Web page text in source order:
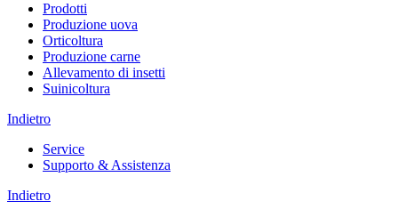
Prodotti
Produzione uova
Orticoltura
Produzione carne
Allevamento di insetti
Suinicoltura
Indietro
Service
Supporto & Assistenza
Indietro